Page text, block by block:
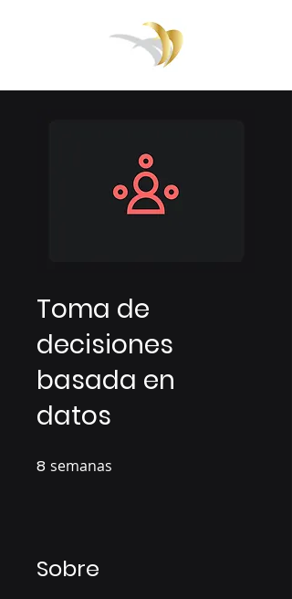
Toma de
decisiones
basada en
datos
8 semanas
Sobre